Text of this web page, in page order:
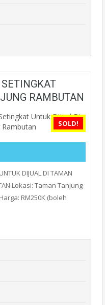
RAMBUTAN
SOLD!
DIJUAL DI TAMAN
Lokasi: Taman Tanjung
RM250K (boleh